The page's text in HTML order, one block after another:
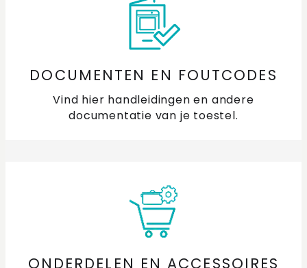
DOCUMENTEN EN FOUTCODES
Vind hier handleidingen en andere
documentatie van je toestel.
ONDERDELEN EN ACCESSOIRES